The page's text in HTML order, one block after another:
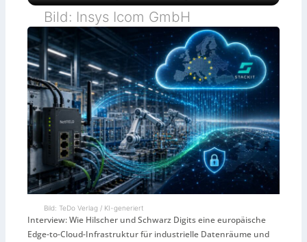
Bild: Insys Icom GmbH
Bild: TeDo Verlag / KI-generiert
Interview: Wie Hilscher und Schwarz Digits eine europäische
Edge-to-Cloud-Infrastruktur für industrielle Datenräume und